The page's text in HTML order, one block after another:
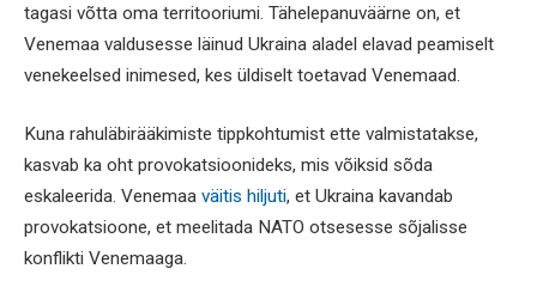
tagasi võtta oma territooriumi. Tähelepanuväärne on, et
Venemaa valdusesse läinud Ukraina aladel elavad peamiselt
venekeelsed inimesed, kes üldiselt toetavad Venemaad.
Kuna rahuläbirääkimiste tippkohtumist ette valmistatakse,
kasvab ka oht provokatsioonideks, mis võiksid sõda
eskaleerida. Venemaa väitis hiljuti, et Ukraina kavandab
provokatsioone, et meelitada NATO otsesesse sõjalisse
konflikti Venemaaga.